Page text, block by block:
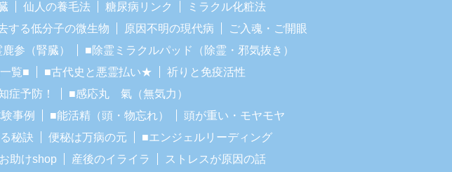
仙人の養毛法 糖尿病リンク
ミラクル化粧法
する低分子の微生物 原因不明の現代病
ご入魂・ご開眼
参（腎臓）
■除霊ミラクルパッド（除霊・邪気抜き）
覧■ ■古代史と悪霊払い★
祈りと免疫活性
症予防！
■感応丸 氣（無気力）
事例 ■能活精（頭・物忘れ）
頭が重い・モヤモヤ
秘訣 便秘は万病の元
■エンジェルリーディング
助けshop 産後のイライラ
ストレスが原因の話